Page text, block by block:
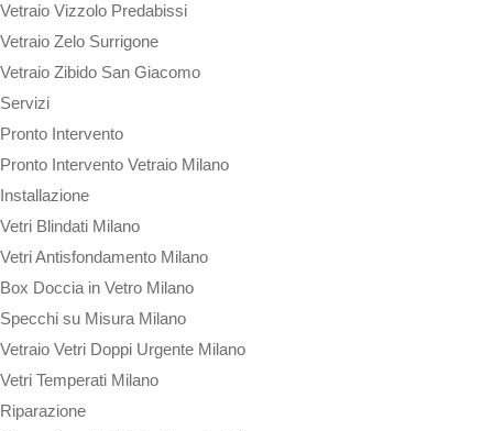
Vetraio Vizzolo Predabissi
Vetraio Zelo Surrigone
Vetraio Zibido San Giacomo
Servizi
Pronto Intervento
Pronto Intervento Vetraio Milano
Installazione
Vetri Blindati Milano
Vetri Antisfondamento Milano
Box Doccia in Vetro Milano
Specchi su Misura Milano
Vetraio Vetri Doppi Urgente Milano
Vetri Temperati Milano
Riparazione